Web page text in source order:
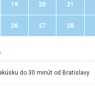
19 20 21
26 27 28
do 30 minút od Bratislavy